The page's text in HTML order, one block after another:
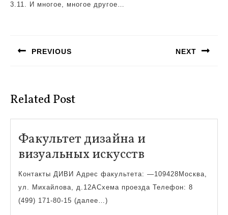
3.11. И многое, многое другое…
записям
PREVIOUS NEXT
Related Post
Факультет дизайна и
визуальных искусств
дизайна
и
Контакты ДИВИ Адрес факультета: —109428Москва,
ул. Михайлова, д.12АСхема проезда Телефон: 8
(499) 171-80-15 (далее…)